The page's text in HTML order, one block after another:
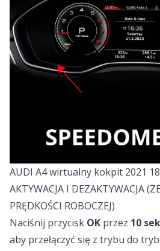
AUDI A4 wirtualny kokpit 2021
AKTYWACJA I DEZAKTYWACJA
PRĘDKOŚCI ROBOCZEJ)
Naciśnij przycisk OK przez 10
aby przełączyć się z trybu do